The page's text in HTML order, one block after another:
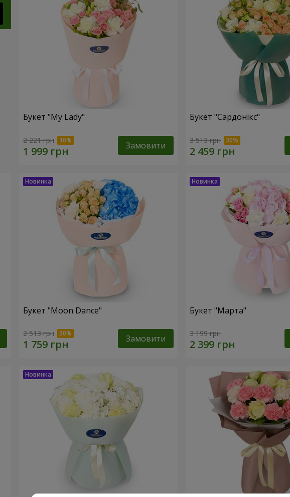
Букет "My Lady"
2 221 грн Замовити
Букет "Сардонікс"
3 513 грн
Букет "Moon Dance"
2 513 грн Замовити
Букет "Марта"
3 199 грн